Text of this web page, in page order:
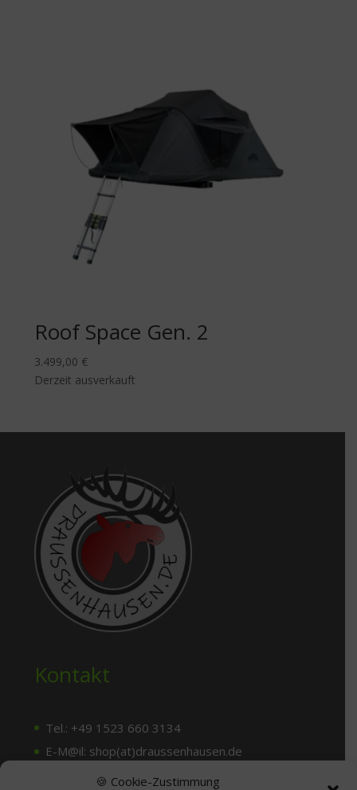
🍪 Cookie-Zustimmung
Roof Space Gen. 2
3.499,00 €
Derzeit ausverkauft
Kontakt
Tel.: +49 1523 660 3134
E-M@il: shop(at)draussenhausen.de